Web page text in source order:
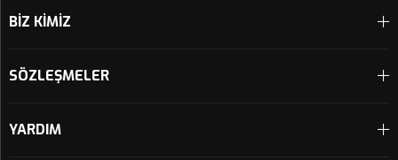
BİZ KİMİZ
SÖZLEŞMELER
YARDIM